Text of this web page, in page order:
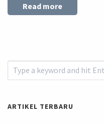
Read more
ARTIKEL TERBARU